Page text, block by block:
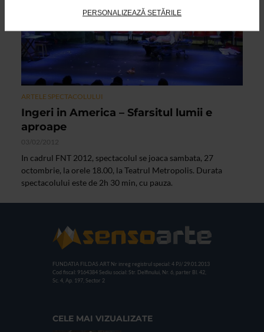
PERSONALIZEAZĂ SETĂRILE
ARTELE SPECTACOLULUI
Ingeri in America – Sfarsitul lumii e
aproape
03/02/2012
In cadrul FNT 2012, spectacolul se joaca sambata, 27
octombrie, la orele 18.00, la Teatrul Metropolis. Durata
spectacolului este de 2h 30 min, cu pauza.
FUNDATIA FILDAS ART Nr inreg registrul special: 4 PJ/ 29.01.2013
Cod fiscal: 9164384 Sediu social: Str. Delfinului, Nr. 6, parter Bl. 42,
Sc. 4, Ap. 197, Sector 2
CELE MAI VIZUALIZATE